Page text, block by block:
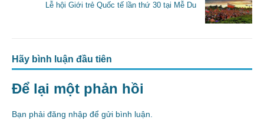
Lễ hội Giới trẻ Quốc tế lần thứ 30 tại Mễ Du
Hãy bình luận đầu tiên
Để lại một phản hồi
Bạn phải đăng nhập để gửi bình luận.